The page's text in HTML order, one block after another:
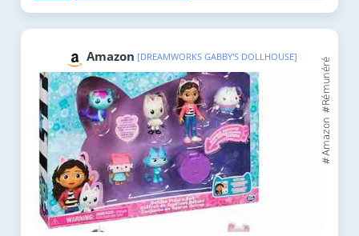
Amazon [DREAMWORKS GABBY'S DOLLHOUSE]